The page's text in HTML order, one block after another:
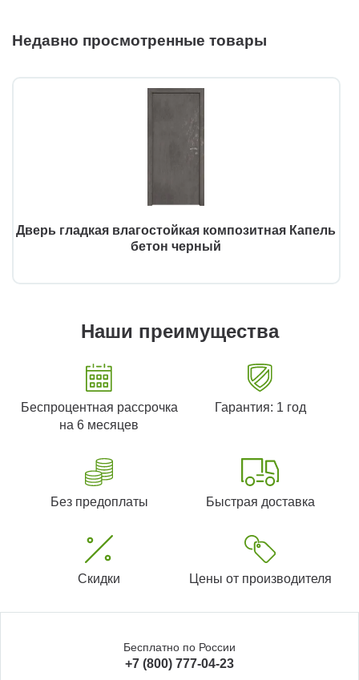
Недавно просмотренные товары
Дверь гладкая влагостойкая композитная Капель
бетон черный
Наши преимущества
Беспроцентная рассрочка
на 6 месяцев
Гарантия: 1 год
Без предоплаты Быстрая доставка
Скидки Цены от производителя
Бесплатно по России
+7 (800) 777-04-23